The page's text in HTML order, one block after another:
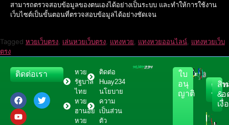
สามารถตรวจสอบข้อมูลของตนเองได้อย่างเป็นระบบ และทำให้การใช้งาน
เว็บไซต์เป็นขั้นตอนที่ตรวจสอบข้อมูลได้อย่างชัดเจน
Tagged หวยเว็บตรง เล่นหวยเว็บตรง แทงหวย แทงหวยออนไลน์ แทงหวยเว็บ
ตรง
ใบ
อนุ
ญาติ
ควา
ปลอ
สิ
&
เงื่
หวย
รัฐบาล
ไทย
หวย
ฮานอย
หวย
ติดต่อ
Huay234
นโยบาย
ความ
เป็นส่วน
ตัว
ติดต่อเรา